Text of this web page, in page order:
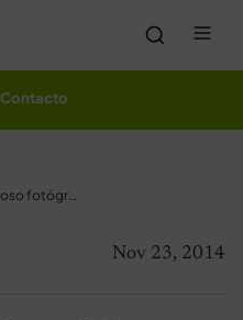
Contacto
En video: el simpático oso fotógrafo de la vida salvaje
Nov 23, 2014